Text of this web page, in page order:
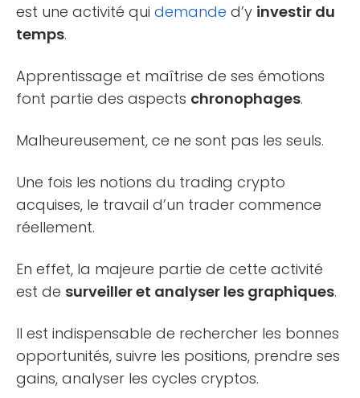
est une activité qui demande d’y investir du
temps.
Apprentissage et maîtrise de ses émotions
font partie des aspects chronophages.
Malheureusement, ce ne sont pas les seuls.
Une fois les notions du trading crypto
acquises, le travail d’un trader commence
réellement.
En effet, la majeure partie de cette activité
est de surveiller et analyser les graphiques.
Il est indispensable de rechercher les bonnes
opportunités, suivre les positions, prendre ses
gains, analyser les cycles cryptos.